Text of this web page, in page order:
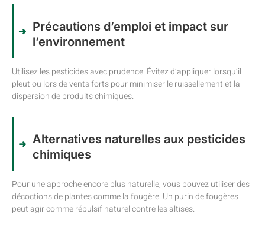
Précautions d’emploi et impact sur
l’environnement
Utilisez les pesticides avec prudence. Évitez d’appliquer lorsqu’il
pleut ou lors de vents forts pour minimiser le ruissellement et la
dispersion de produits chimiques.
Alternatives naturelles aux pesticides
chimiques
Pour une approche encore plus naturelle, vous pouvez utiliser des
décoctions de plantes comme la fougère. Un purin de fougères
peut agir comme répulsif naturel contre les altises.